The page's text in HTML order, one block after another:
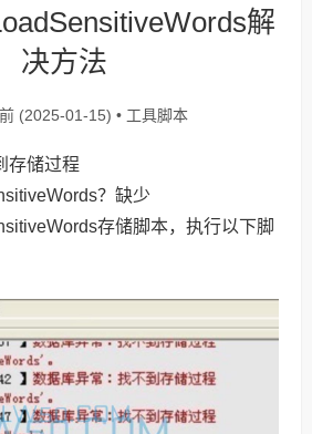
解
决方法
(2025-01-15) • 工具脚本
存储过程
？缺少
存储脚本，执行以下脚